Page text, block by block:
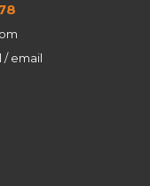
/ email